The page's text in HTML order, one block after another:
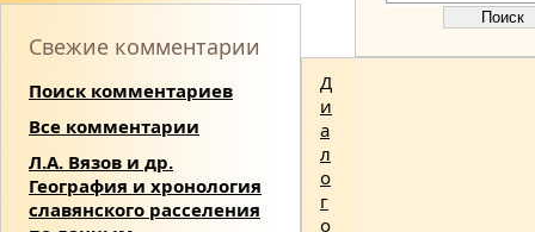
Свежие комментарии
Поиск комментариев
Все комментарии
Л.А. Вязов и др.
География и хронология
славянского расселения
Д
и
а
л
о
г
о